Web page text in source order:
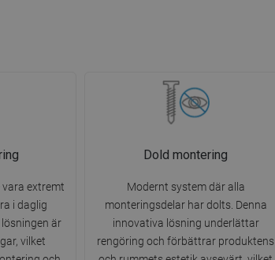
extremt
i daglig
är
vilket
Dold montering
Modernt system där alla
monteringsdelar har dolts. Denna
innovativa lösning underlättar
rengöring och förbättrar produktens